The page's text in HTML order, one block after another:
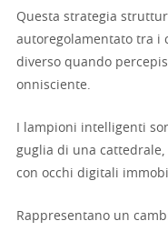
Questa strategia
autoregolamentato tra i
diverso quando
onnisciente.
I lampioni intelligenti
guglia di una cattedrale,
con occhi digitali
Rappresentano un